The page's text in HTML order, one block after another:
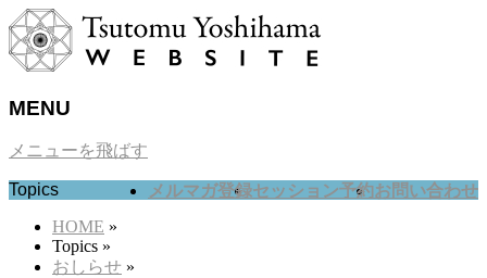
MENU
メニューを飛ばす
お問い合わせ
セッション予約
メルマガ登録
Topics
HOME »
Topics »
おしらせ »